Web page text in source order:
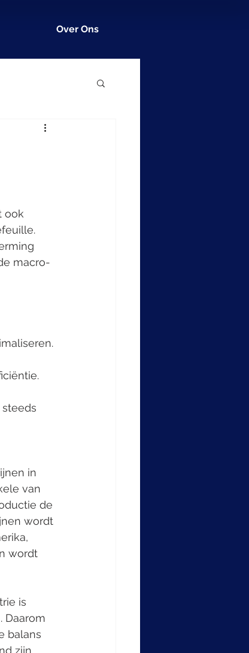
Over Ons
ook
macro-
in
van
de
wordt
wordt
is
Daarom
balans
zijn